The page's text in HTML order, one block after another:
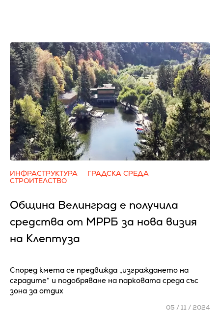
ИНФРАСТРУКТУРА
ГРАДСКА СРЕДА
СТРОИТЕЛСТВО
Община Велинград е получила
средства от МРРБ за нова визия
на Клептуза
Според кмета се предвижда „изграждането на
сградите“ и подобряване на парковата среда със
зона за отдих
05 / 11 / 2024